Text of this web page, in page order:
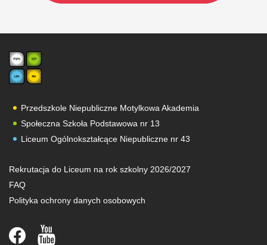
Przedszkole Niepubliczne Motylkowa Akademia
Społeczna Szkoła Podstawowa nr 13
Liceum Ogólnokształcące Niepubliczne nr 43
Rekrutacja do Liceum na rok szkolny 2026/2027
FAQ
Polityka ochrony danych osobowych